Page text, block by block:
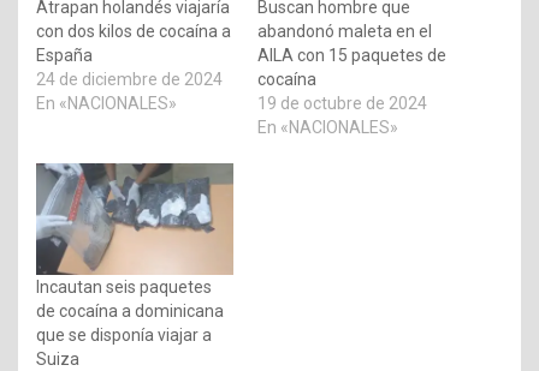
Atrapan holandés viajaría
con dos kilos de cocaína a
España
24 de diciembre de 2024
En «NACIONALES»
Buscan hombre que
abandonó maleta en el
AILA con 15 paquetes de
cocaína
19 de octubre de 2024
En «NACIONALES»
Incautan seis paquetes
de cocaína a dominicana
que se disponía viajar a
Suiza